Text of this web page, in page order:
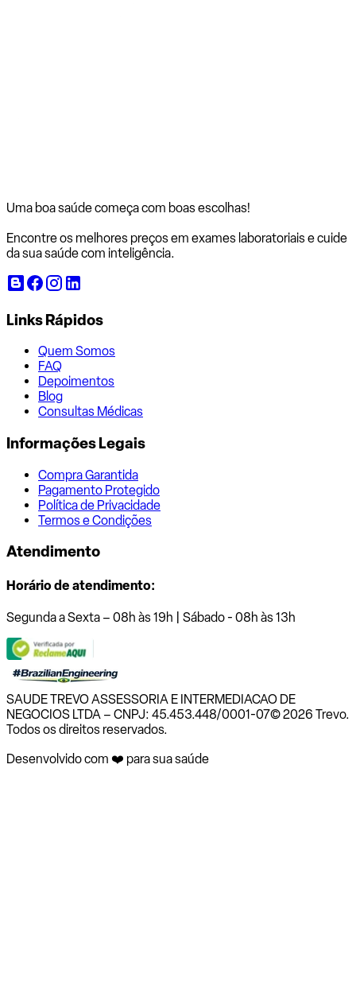
Uma boa saúde começa com boas escolhas!
Encontre os melhores preços em exames laboratoriais e cuide
da sua saúde com inteligência.
Links Rápidos
Quem Somos
FAQ
Depoimentos
Blog
Consultas Médicas
Informações Legais
Compra Garantida
Pagamento Protegido
Política de Privacidade
Termos e Condições
Atendimento
Horário de atendimento:
Segunda a Sexta – 08h às 19h | Sábado - 08h às 13h
SAUDE TREVO ASSESSORIA E INTERMEDIACAO DE
NEGOCIOS LTDA – CNPJ: 45.453.448/0001-07© 2026 Trevo.
Todos os direitos reservados.
Desenvolvido com ❤️ para sua saúde